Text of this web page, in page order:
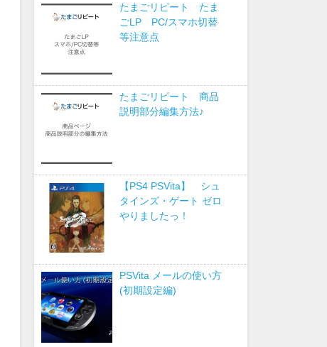
たまごリピート たま
ごLP PC/スマホ切替
等注意点
たまごリピート 商品
説明部分編集方法♪
【PS4 PSVita】 シュ
タインズ・ゲート ゼロ
やりましたっ！
PSVita メールの使い方
(初期設定編)